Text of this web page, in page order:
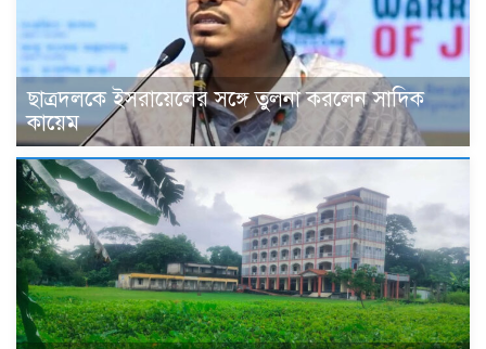
ছাত্রদলকে ইসরায়েলের সঙ্গে তুলনা করলেন সাদিক
কায়েম